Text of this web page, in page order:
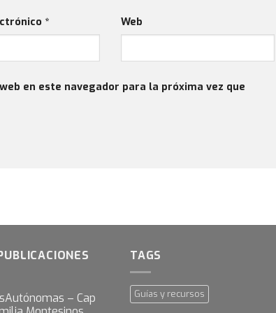
* Web
en este navegador para la próxima vez que
– Cap
TAGS
Guías y recursos